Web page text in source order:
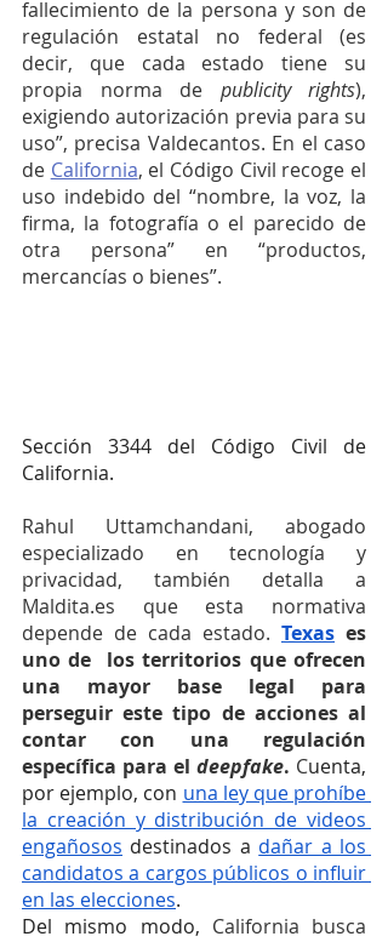
fallecimiento de la persona y son de
regulación estatal no federal (es
decir, que cada estado tiene su
propia norma de publicity rights),
exigiendo autorización previa para su
uso”, precisa Valdecantos. En el caso
de California, el Código Civil recoge el
uso indebido del “nombre, la voz, la
firma, la fotografía o el parecido de
otra persona” en “productos,
mercancías o bienes”.
Sección 3344 del Código Civil de
California.
Rahul Uttamchandani, abogado
especializado en tecnología y
privacidad, también detalla a
Maldita.es que esta normativa
depende de cada estado. Texas es
uno de  los territorios que ofrecen
una mayor base legal para
perseguir este tipo de acciones al
contar con una regulación
específica para el deepfake. Cuenta,
por ejemplo, con una ley que prohíbe
la creación y distribución de videos
engañosos destinados a dañar a los
candidatos a cargos públicos o influir
en las elecciones.
Del mismo modo, California busca